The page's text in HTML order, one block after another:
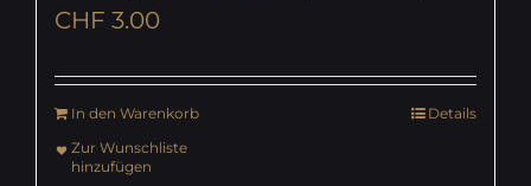
CHF 3.00
In den Warenkorb
Details
Zur Wunschliste
hinzufügen